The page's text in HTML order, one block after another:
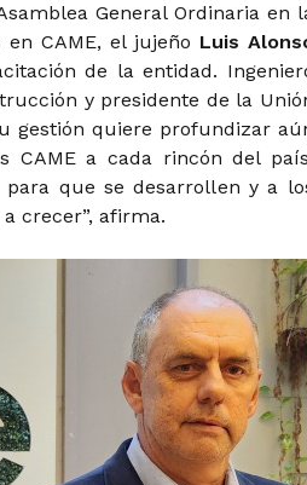
General Ordinaria en
CAME, el jujeño Luis
de la entidad.
y presidente de la
gestión quiere profundizar
CAME a cada rincón del
para que se desarrollen y a
crecer”, afirma.